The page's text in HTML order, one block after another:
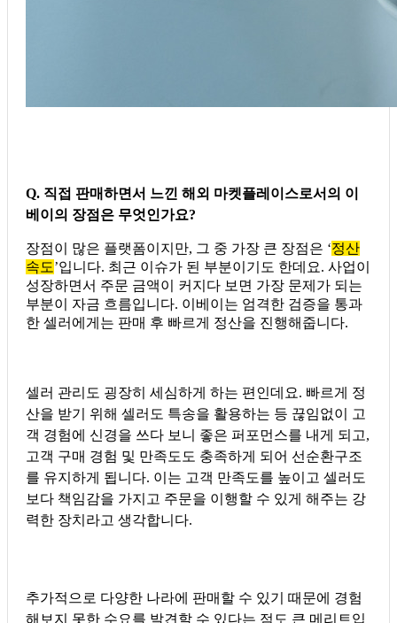
Q. 직접 판매하면서 느낀 해외 마켓플레이스로서의 이
베이의 장점은 무엇인가요?
장점이 많은 플랫폼이지만, 그 중 가장 큰 장점은 ‘정산
속도’입니다. 최근 이슈가 된 부분이기도 한데요. 사업이
성장하면서 주문 금액이 커지다 보면 가장 문제가 되는
부분이 자금 흐름입니다. 이베이는 엄격한 검증을 통과
한 셀러에게는 판매 후 빠르게 정산을 진행해줍니다.
셀러 관리도 굉장히 세심하게 하는 편인데요. 빠르게 정
산을 받기 위해 셀러도 특송을 활용하는 등 끊임없이 고
객 경험에 신경을 쓰다 보니 좋은 퍼포먼스를 내게 되고,
고객 구매 경험 및 만족도도 충족하게 되어 선순환구조
를 유지하게 됩니다. 이는 고객 만족도를 높이고 셀러도
보다 책임감을 가지고 주문을 이행할 수 있게 해주는 강
력한 장치라고 생각합니다.
추가적으로 다양한 나라에 판매할 수 있기 때문에 경험
해보지 못한 수요를 발견할 수 있다는 점도 큰 메리트입